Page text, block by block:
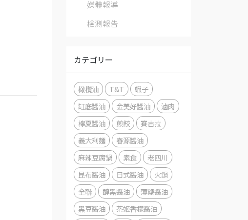
媒體報導
檢測報告
カテゴリー
橄欖油 T&T
蝦子
缸底醬油
金美好醬油
滷肉
檸夏醬油
煎餃
賽古拉
義大利麵
春源醬油
麻辣豆腐鍋
素食
老四川
昆布醬油
日式醬油
火鍋
全聯
醇黑醬油
薄鹽醬油
黑豆醬油
茶姬香檬醬油